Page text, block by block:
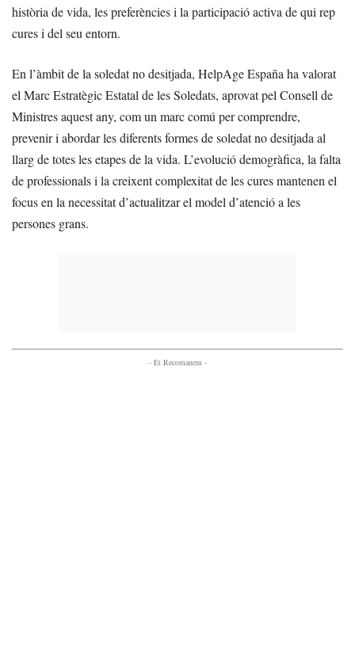
història de vida, les preferències i la participació activa de qui rep
cures i del seu entorn.
En l’àmbit de la soledat no desitjada, HelpAge España ha valorat
el Marc Estratègic Estatal de les Soledats, aprovat pel Consell de
Ministres aquest any, com un marc comú per comprendre,
prevenir i abordar les diferents formes de soledat no desitjada al
llarg de totes les etapes de la vida. L’evolució demogràfica, la falta
de professionals i la creixent complexitat de les cures mantenen el
focus en la necessitat d’actualitzar el model d’atenció a les
persones grans.
- Et Recomanem -